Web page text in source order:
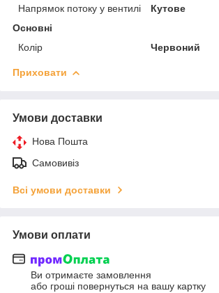
Напрямок потоку у вентилі
Кутове
Основні
Колір
Червоний
Приховати
Умови доставки
Нова Пошта
Самовивіз
Всі умови доставки
Умови оплати
Ви отримаєте замовлення
або гроші повернуться на вашу картку